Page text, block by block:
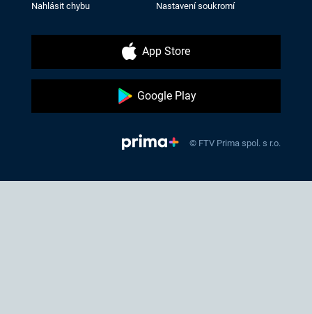
Nahlásit chybu Nastavení soukromí
App Store
Google Play
© FTV Prima spol. s r.o.